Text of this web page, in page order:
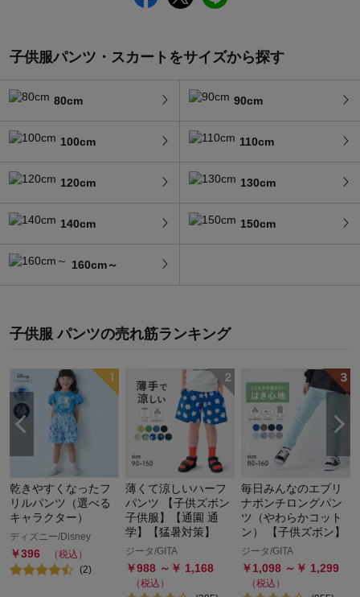
子供服パンツ・スカートをサイズから探す
80cm 90cm
100cm 110cm
120cm 130cm
140cm 150cm
160cm～
子供服 パンツの売れ筋ランキング
乾きやすくなったフ
リルパンツ（選べる
キャラクター）
ディズニー/Disney
￥396
（税込）
(2)
薄くて涼しいハーフ
パンツ 【子供ズボン
子供服】【通園 通
学】【猛暑対策】
ジータ/GITA
￥988 ～￥ 1,168
（税込）
毎日みんなのエブリ
ナポンチロングパン
ツ（やわらかコット
ン） 【子供ズボン】
ジータ/GITA
￥1,098 ～￥ 1,299
（税込）